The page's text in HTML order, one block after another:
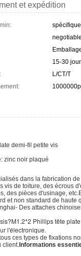
et expédition
negotiable
15-30
L/CT/T
demi-fil petite vis
zinc noir plaqué
dans la fabrication
vis de toiture, des écrous
des pièces d'usinage,
et non standard de haute
Des attaches
Phillips tête
l'électronique.
ces types de fixations
client.Informations